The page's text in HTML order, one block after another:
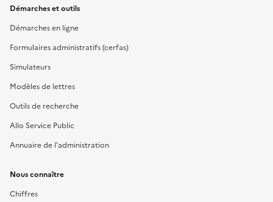
Démarches et outils
Démarches en ligne
Formulaires administratifs (cerfas)
Simulateurs
Modèles de lettres
Outils de recherche
Allo Service Public
Annuaire de l'administration
Nous connaître
Chiffres